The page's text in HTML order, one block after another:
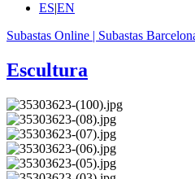
ES|EN
Subastas Online | Subastas
Escultura